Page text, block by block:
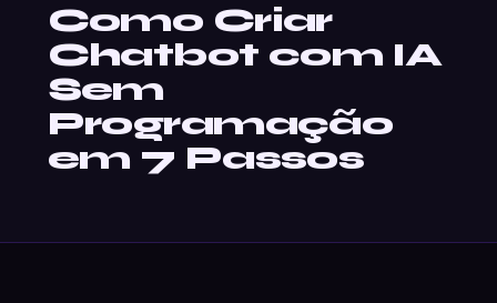
Como Criar
Chatbot com IA
Sem
Programação
em 7 Passos